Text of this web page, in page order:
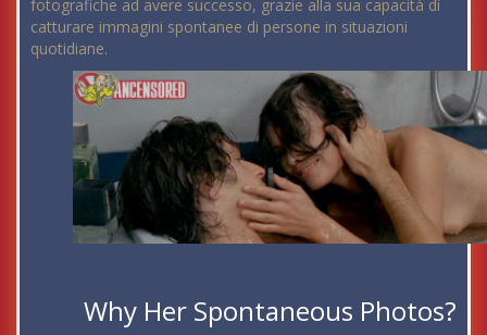
fotografiche ad avere successo, grazie alla sua capacità di
catturare immagini spontanee di persone in situazioni
quotidiane.
Why Her Spontaneous Photos?